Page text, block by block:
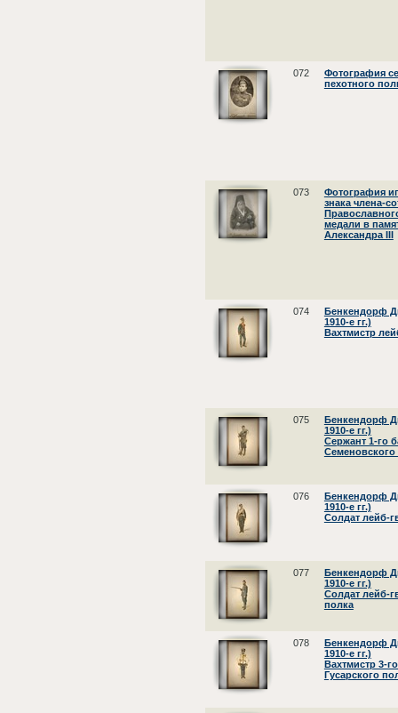
072
Фотография
пехотного
073
Фотография
знака члена-
медали в
Александра III
074
Бенкендорф
1910-е гг.)
Вахтмистр
075
Бенкендорф
1910-е гг.)
Сержант 1-го
Семеновского
076
Бенкендорф
1910-е гг.)
Солдат лейб-
077
Бенкендорф
1910-е гг.)
Солдат лейб-
полка
078
Бенкендорф
1910-е гг.)
Вахтмистр 3-
Гусарского